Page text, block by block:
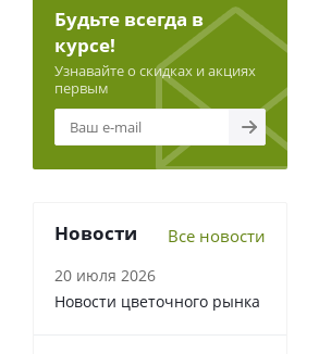
Будьте всегда в
курсе!
Узнавайте о скидках и акциях
первым
Новости Все новости
20 июля 2026
Новости цветочного рынка